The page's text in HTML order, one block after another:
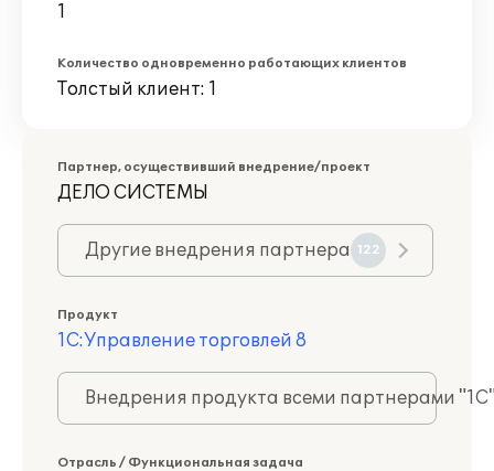
1
Количество одновременно работающих клиентов
Толстый клиент: 1
Партнер, осуществивший внедрение/проект
ДЕЛО СИСТЕМЫ
Другие внедрения партнера 122
Продукт
1С:Управление торговлей 8
Внедрения продукта всеми партнерами
Отрасль / Функциональная задача